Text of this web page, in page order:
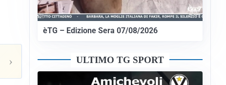
›
èTG – Edizione Sera 07/08/2026
ULTIMO TG SPORT